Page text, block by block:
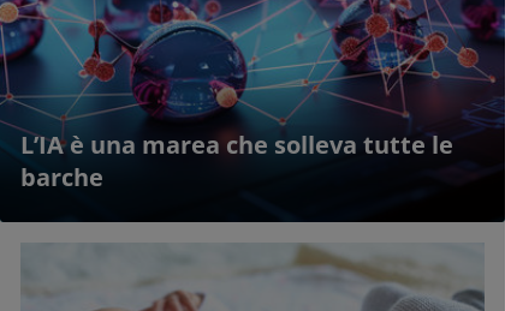
che solleva tutte le
Perchè